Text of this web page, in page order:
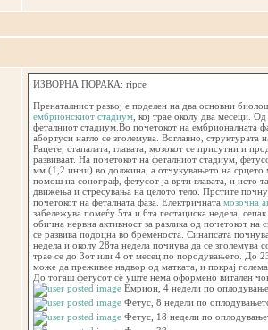
ИЗВОРНА ПОРАКА: ripce
Пренаталниот развој е поделен на два основни
ембрионскиот стадиум, кој трае околу два месеци. Од
феталниот стадиум.Во почетокот на ембрионалната
абортуси нагло се зголемува. Воглавно, структурата
Рацете, стапалата, главата, мозокот се присутни и
развиваат. На почетокот на феталниот стадиум,
мм (1,2 инчи) во должина, а отчукувањето на срцето
помош на сонограф, фетусот ја врти главата, и исто
движења и стресувања на целото тело. Прстите
почетокот на феталната фаза. Електричната мозочна
забележува помеѓу 5та и 6та гестациска недела,
обична нервна активност за разлика од почетокот на
се развива подоцна во бременоста. Синапсата
недела и околу 28та недела почнува да се зголемува
трае се до 3от или 4 от месец по породувањето. До
може да преживее надвор од матката, и покрај
До тогаш фетусот сѐ уште нема оформено витален
Емрион, 4 недели по
Фетус, 8 недели по
Фетус, 18 недели по